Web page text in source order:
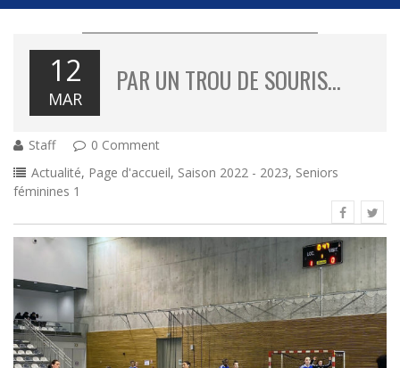
12
MAR
PAR UN TROU DE SOURIS…
Staff
0 Comment
Actualité, Page d'accueil, Saison 2022 - 2023, Seniors
féminines 1